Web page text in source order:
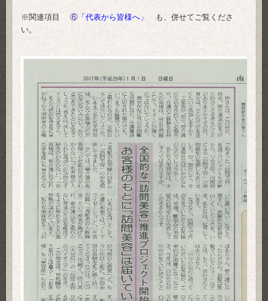
※関連項目 ⑥ 「代表から皆様へ」
も、併せてご覧くださ
い。